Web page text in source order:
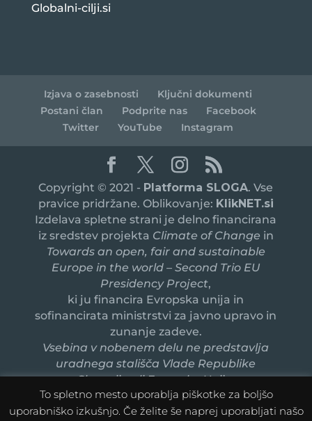
Globalni-cilji.si
Izjava o zasebnosti
Ključni dokumenti
Postani član
Podprite nas
Facebook
Twitter
YouTube Instagram
Copyright © 2021 - Platforma SLOGA. Vse
pravice pridržane. Oblikovanje: KlikNET.si
Izdelava spletne strani je delno financirana
iz sredstev projekta Climate of Change in
Towards an open, fair and sustainable
Europe in the world – Second Trio EU
Presidency Project,
ki ju financira Evropska unija in
sofinancirata ministrstvi za javno upravo in
zunanje zadeve.
Vsebina v nobenem delu ne predstavlja
uradnega stališča Vlade Republike
Slovenije ali Evropske Unije.
To spletno mesto uporablja piškotke za boljšo
uporabniško izkušnjo. Če želite še naprej uporabljati našo